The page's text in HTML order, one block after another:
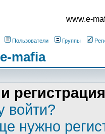
www.e-
Пользователи Группы
mafia
регистрация
войти?
нужно